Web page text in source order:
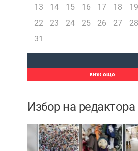
13
14 15 16 17 18 19
22
23 24 25 26 27 28
31
виж още
Избор на редактора